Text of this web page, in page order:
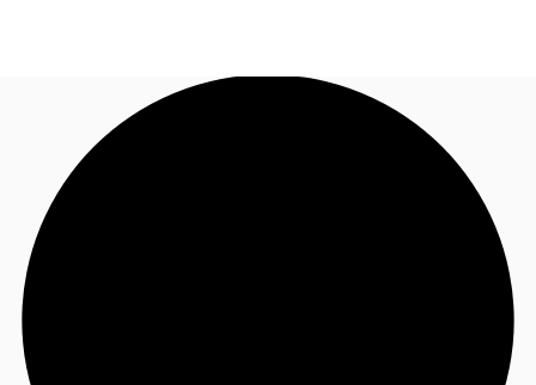
Blog
Données marchés
Appelez maintenant